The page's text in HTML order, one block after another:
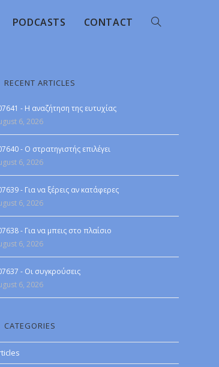
PODCASTS CONTACT
RECENT ARTICLES
- Η αναζήτηση της ευτυχίας
6, 2026
- Ο στρατηγιστής επιλέγει
6, 2026
- Για να ξέρεις αν κατάφερες
6, 2026
- Για να μπεις στο πλαίσιο
6, 2026
- Οι συγκρούσεις
6, 2026
CATEGORIES